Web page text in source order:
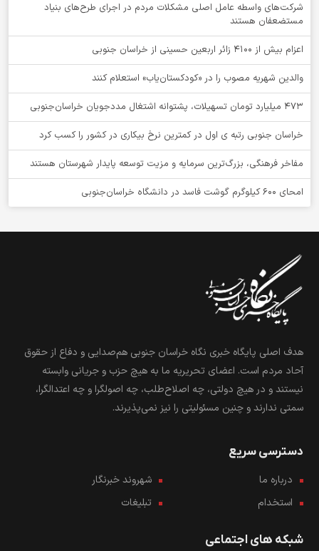
شرکت‌های واسطه عامل اصلی مشکلات مردم در اجرای طرح‌های بنیاد
مستضعفان هستند
اعزام بیش از 4100 زائر اربعین حسینی از خراسان جنوبی
والدین شهریه مصوب را در «کودکستان‌یاب» استعلام کنند
۴۷۳ میلیارد تومان تسهیلات، پشتوانه اشتغال مددجویان خراسان‌جنوبی
خراسان جنوبی رتبه ی اول در کمترین نرخ بیکاری در کشور را کسب کرد
مفاخر فرهنگی، بزرگ‌ترین سرمایه و مزیت توسعه پایدار شهرستان هستند
امحای ۶۰۰ کیلوگرم گوشت فاسد در دانشگاه خراسان‌جنوبی
هدف اصلی پایگاه خبری نگاه خراسان جنوبی هم‌صدایی و دفاع از حقوق
آحاد مردم است. اعضای تحریریه ما به هیچ حزب و جریانی وابسته
نیستند و در هیچ دولتی، چه اصلاح‌طلب، چه اصولگرا و چه اعتدالگرا،
سمتی ندارند و چنین مسئولیتی را نیز نمی‌پذیرند.
دسترسی سریع
درباره ما
شهروند خبرنگار
استخدام
تبلیغات
شبکه های اجتماعی